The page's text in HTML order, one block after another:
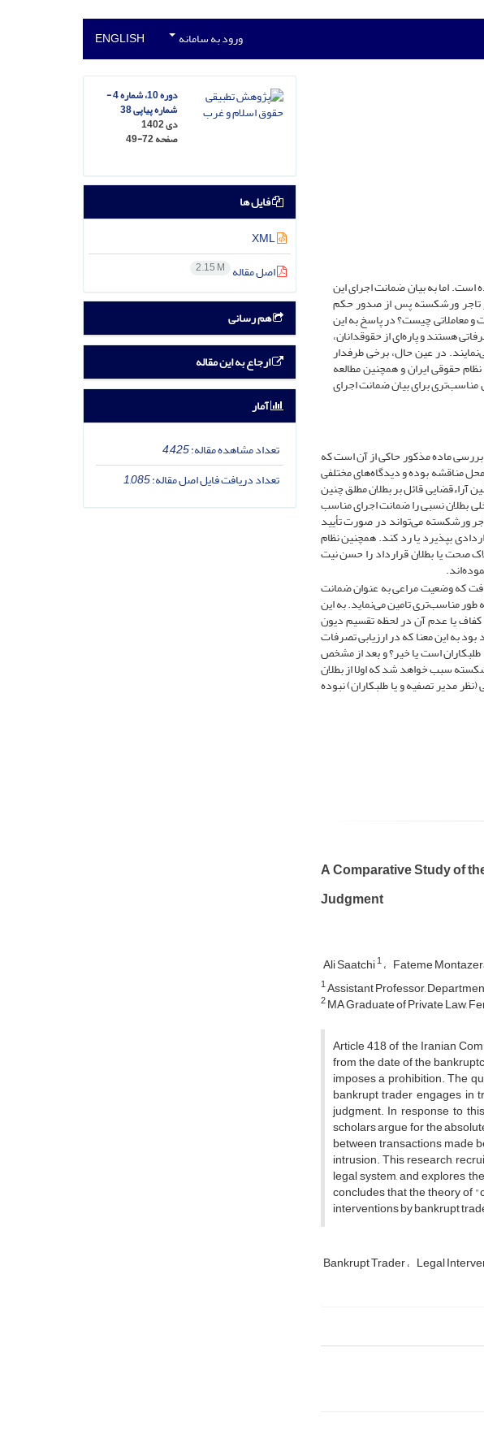
ورود به سامانه ENGLISH
نموده است. اما به بیان ضمانت اجرای این
تاجر ورشکسته پس از صدور حکم
و معاملاتی چیست؟ در پاسخ به این
هستند و پاره‌‌ای از حقوقدانان،
در عین حال، ‌‌برخی طرفدار
حقوقی ایران و همچنین مطالعه
برای بیان ضمانت اجرای
بررسی ماده مذکور حاکی از آن است که
مناقشه بوده و دیدگاه‌‌های مختلفی
قائل بر بطلان مطلق چنین
بطلان نسبی را ضمانت اجرای مناسب
ورشکسته می‌‌تواند در صورت تأیید
بپذیرد یا رد کند. همچنین نظام
صحت یا بطلان قرارداد را حسن نیت
که وضعیت مراعی به عنوان ضمانت
مناسب‌تری تامین می‌‌نماید. به این
یا عدم آن در لحظه تقسیم دیون
به این معنا که در ارزیابی تصرفات
است یا خیر؟ و بعد از مشخص
سبب خواهد شد که اولا از بطلان
مدیر تصفیه و یا طلبکاران) نبوده
A Comparative Study of
Judgment
Ali Saatchi1 Fateme
1Assistant Professor,
2MA Graduate of Private Law,
Article 418 of the Iranian
from the date of the
imposes a prohibition. The
bankrupt trader engages in
judgment. In response to
scholars argue for the
between transactions made
intrusion. This research,
legal system, and explores
concludes that the theory of
interventions by bankrupt
Bankrupt Trader Legal
دوره 10، شماره 4 -
شماره پیاپی 38
دی 1402
صفحه49-72
فایل ها
XML
اصل مقاله 2.15 M
هم رسانی
ارجاع به این مقاله
آمار
تعداد مشاهده مقاله:4,425
تعداد دریافت فایل اصل مقاله:1,085